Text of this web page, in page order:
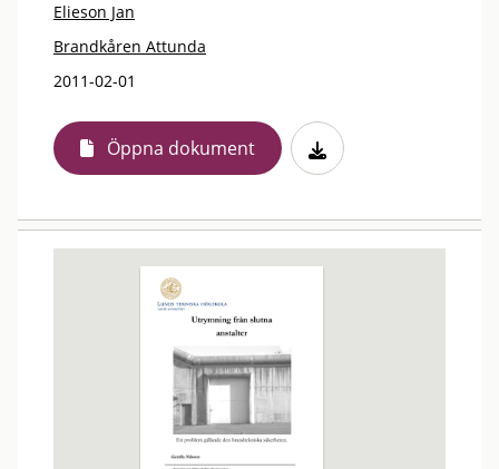
Elieson Jan
Brandkåren Attunda
2011-02-01
Öppna dokument